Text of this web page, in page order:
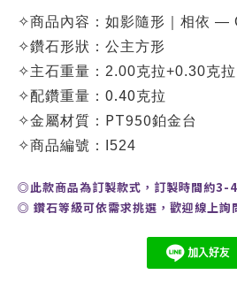
✧商品內容： 如影隨形｜相依 —
✧鑽石形狀：公主方形
✧主石重量：2.00克拉+0.30克拉
✧配鑽重量： 0.40克拉
✧金屬材質： PT950鉑金台
✧商品編號： I524
◎此款商品為訂製款式，訂製時間約3-
◎ 鑽石等級可依需求挑選，歡迎線上詢